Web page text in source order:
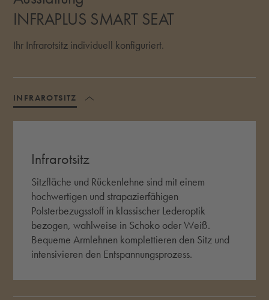
INFRAPLUS SMART SEAT
Ihr Infrarotsitz individuell konfiguriert.
INFRAROTSITZ AKKORDEON UMSCHALTEN
Infrarotsitz
Sitzfläche und Rückenlehne sind mit einem
hochwertigen und strapazierfähigen
Polsterbezugsstoff in klassischer Lederoptik
bezogen, wahlweise in Schoko oder Weiß.
Bequeme Armlehnen komplettieren den Sitz und
intensivieren den Entspannungsprozess.